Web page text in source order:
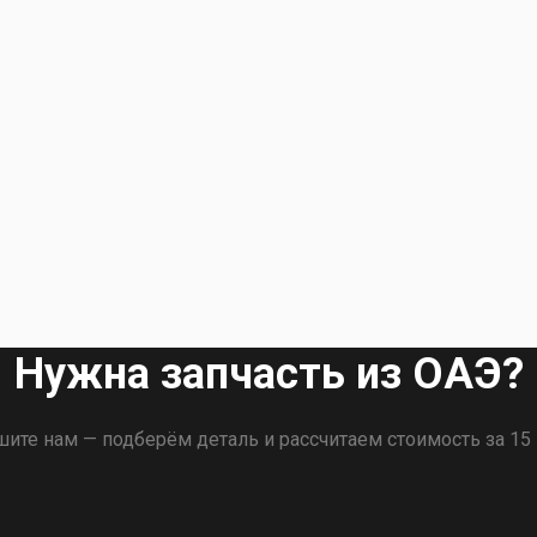
Нужна запчасть из ОАЭ?
нам — подберём деталь и рассчитаем стоимость за 15